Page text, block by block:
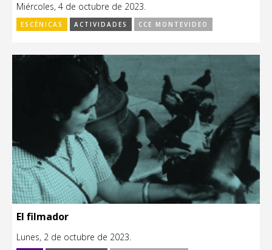
Miércoles, 4 de octubre de 2023.
ESCÉNICAS ACTIVIDADES CCE MONTEVIDEO
El filmador
Lunes, 2 de octubre de 2023.